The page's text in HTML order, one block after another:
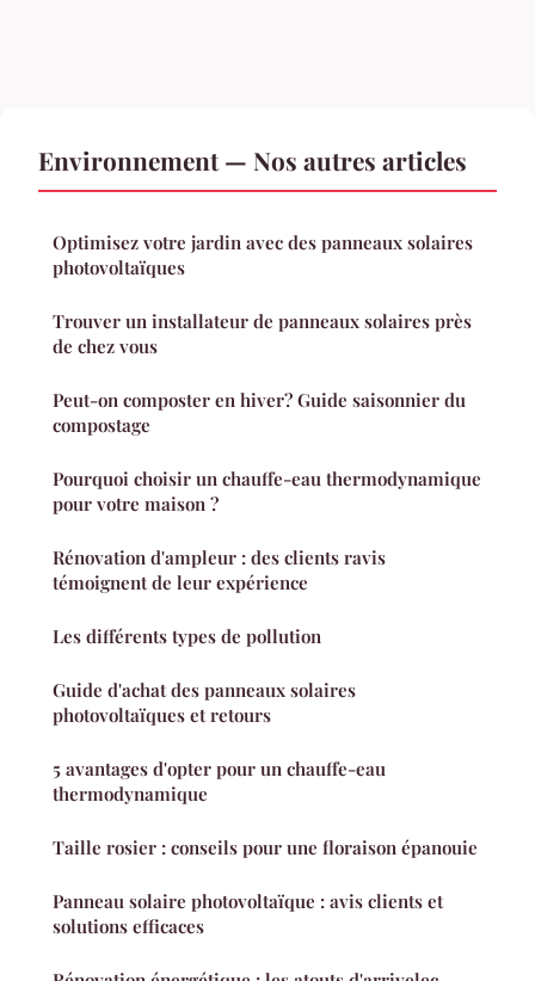
Environnement — Nos autres articles
Optimisez votre jardin avec des panneaux solaires
photovoltaïques
Trouver un installateur de panneaux solaires près
de chez vous
Peut-on composter en hiver? Guide saisonnier du
compostage
Pourquoi choisir un chauffe-eau thermodynamique
pour votre maison ?
Rénovation d'ampleur : des clients ravis
témoignent de leur expérience
Les différents types de pollution
Guide d'achat des panneaux solaires
photovoltaïques et retours
5 avantages d'opter pour un chauffe-eau
thermodynamique
Taille rosier : conseils pour une floraison épanouie
Panneau solaire photovoltaïque : avis clients et
solutions efficaces